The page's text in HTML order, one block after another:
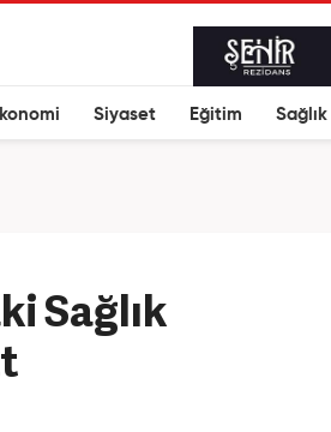
Siyaset Eğitim Sağlık
Sağlık